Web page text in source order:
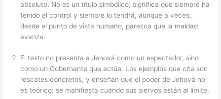
absoluto. No es un título simbólico; significa que siempre ha
tenido el control y siempre lo tendrá, aunque a veces,
desde el punto de vista humano, parezca que la maldad
avanza.
El texto no presenta a Jehová como un espectador, sino
como un Gobernante que actúa. Los ejemplos que cita son
rescates concretos, y enseñan que el poder de Jehová no
es teórico: se manifiesta cuando sus siervos están al límite.